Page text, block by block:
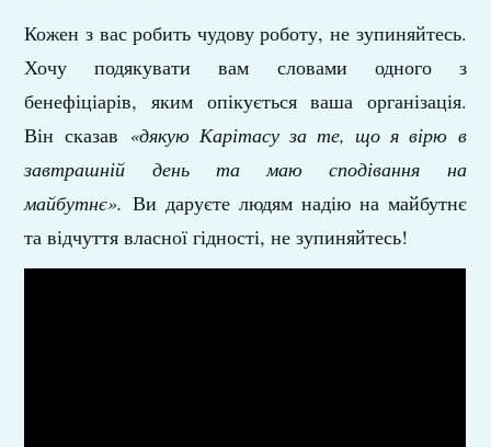
Кожен з вас робить чудову роботу, не зупиняйтесь.
Хочу подякувати вам словами одного з
бенефіціарів, яким опікується ваша організація.
Він сказав «дякую Карітасу за те, що я вірю в
завтрашній день та маю сподівання на
майбутнє». Ви даруєте людям надію на майбутнє
та відчуття власної гідності, не зупиняйтесь!